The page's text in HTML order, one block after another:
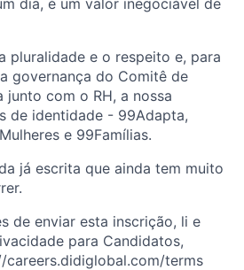
pluralidade e o respeito e, para
governança do Comitê de
junto com o RH, a nossa
de identidade - 99Adapta,
e 99Famílias.
já escrita que ainda tem muito
de enviar esta inscrição, li e
para Candidatos,
terms